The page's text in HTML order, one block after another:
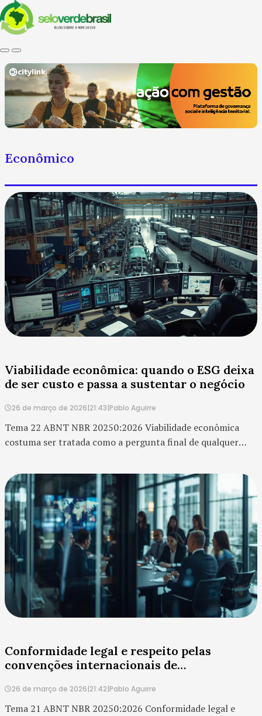
Econômico
Viabilidade econômica: quando o ESG deixa
de ser custo e passa a sustentar o negócio
26 de março de 2026|21:43|Pablo Aguirre
Tema 22 ABNT NBR 20250:2026 Viabilidade econômica
costuma ser tratada como a pergunta final de qualquer
No contexto do ESG, porém, essa pergunta precisa ser
reformulada. Não se trata apenas de saber se uma iniciativa
cabe no orçamento, mas se ela sustenta valor, reduz risco,
melhora eficiência e aument...
Conformidade legal e respeito pelas
convenções internacionais de
reputação de risco
26 de março de 2026|21:42|Pablo Aguirre
Tema 21 ABNT NBR 20250:2026 Conformidade legal e